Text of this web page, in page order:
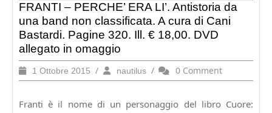
FRANTI – PERCHE’ ERA LI’. Antistoria da
una band non classificata. A cura di Cani
Bastardi. Pagine 320. Ill. € 18,00. DVD
allegato in omaggio
1 Ottobre 2015
Ottobre
/ nautilusnautilus
/ 0 Comment
Franti è il nome di un personaggio del libro Cuore: